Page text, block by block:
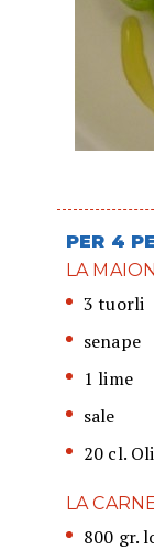
PER 4
LA
3 tuorli
senape
1 lime
sale
20 cl.
LA
800 gr.